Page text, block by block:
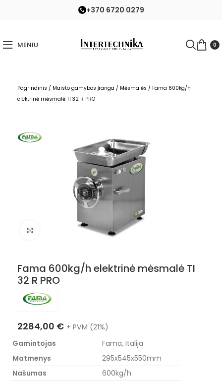
+370 6720 0279
MENIU 0
Pagrindinis / Maisto gamybos įranga / Mėsmalės / Fama 600kg/h
elektrinė mėsmalė TI 32 R PRO
Nuotraukos padidinimas
Fama 600kg/h elektrinė mėsmalė TI
32 R PRO
2284,00 € + PVM (21%)
Gamintojas
Fama, Italija
Matmenys
295x545x550mm
Našumas
600kg/h